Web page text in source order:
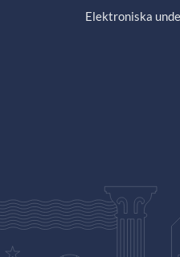
Elektroniska